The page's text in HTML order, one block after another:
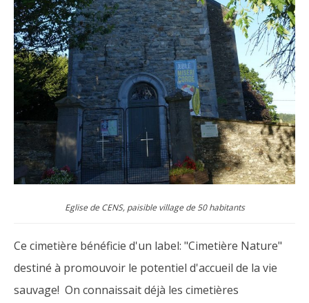
Eglise de CENS, paisible village de 50 habitants
Ce cimetière bénéficie d'un label: "Cimetière Nature"
destiné à promouvoir le potentiel d'accueil de la vie
sauvage! On connaissait déjà les cimetières